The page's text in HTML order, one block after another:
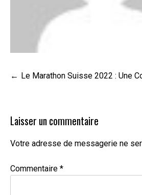
Navigation
Le Marathon Suisse 2022 : Une
Laisser un commentaire
Votre adresse de messagerie ne
Commentaire *